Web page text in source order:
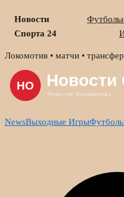
Новости
Спорта 24
Skip
content
Локомотив • матчи •
NewsВыходные Игры